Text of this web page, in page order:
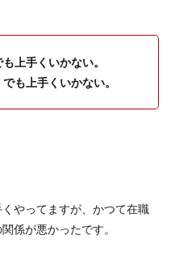
上手くいかない。
も上手くいかない。
やってますが、かつて在職
係が悪かったです。